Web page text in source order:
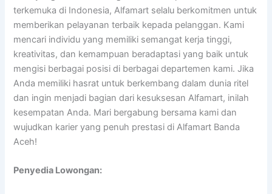
terkemuka di Indonesia, Alfamart selalu berkomitmen untuk
memberikan pelayanan terbaik kepada pelanggan. Kami
mencari individu yang memiliki semangat kerja tinggi,
kreativitas, dan kemampuan beradaptasi yang baik untuk
mengisi berbagai posisi di berbagai departemen kami. Jika
Anda memiliki hasrat untuk berkembang dalam dunia ritel
dan ingin menjadi bagian dari kesuksesan Alfamart, inilah
kesempatan Anda. Mari bergabung bersama kami dan
wujudkan karier yang penuh prestasi di Alfamart Banda
Aceh!
Penyedia Lowongan: